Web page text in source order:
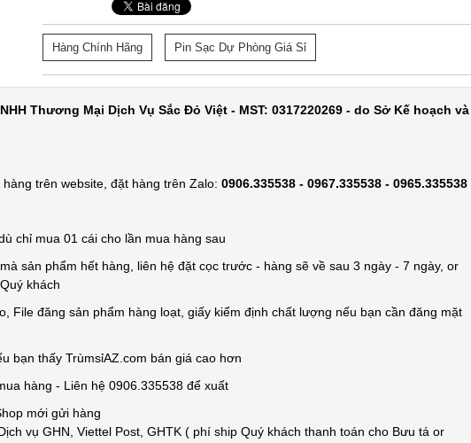
Hàng Chính Hãng Pin Sạc Dự Phòng Giá Sỉ
Thương Mại Dịch Vụ Sắc Đỏ Việt - MST: 0317220269 - do Sở Kế hoạch và
trên website, đặt hàng trên Zalo: 0906.335538 - 0967.335538 - 0965.335538
chỉ mua 01 cái cho lần mua hàng sau
sản phẩm hết hàng, liên hệ đặt cọc trước - hàng sẽ về sau 3 ngày - 7 ngày, or
khách
File đăng sản phẩm hàng loạt, giấy kiểm định chất lượng nếu bạn cần đăng mặt
bạn thấy TrùmsỉAZ.com bán giá cao hơn
hàng - Liên hệ 0906.335538 để xuất
mới gửi hàng
vụ GHN, Viettel Post, GHTK ( phí ship Quý khách thanh toán cho Bưu tá or